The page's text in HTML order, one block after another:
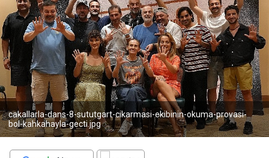
cakallarla-dans-8-sututgart-cikarmasi-ekibinin-okuma-provasi-
bol-kahkahayla-gecti.jpg